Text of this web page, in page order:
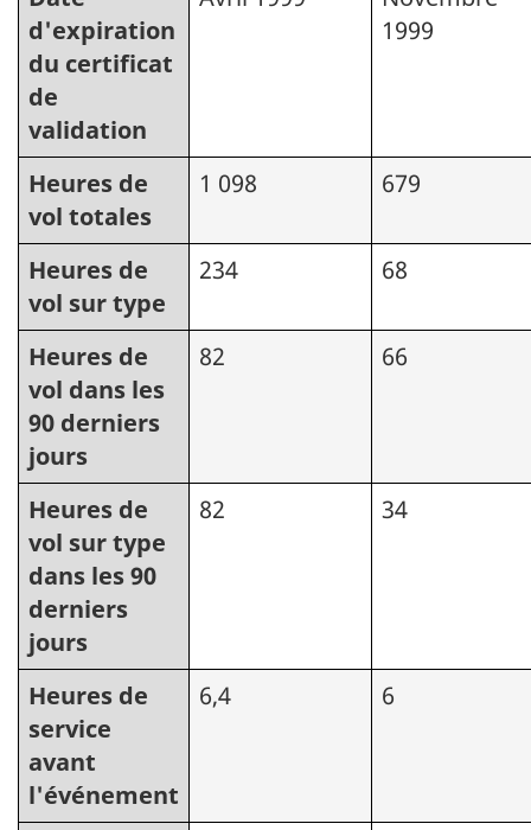
d'expiration
du certificat
de
validation
1999
Heures de
vol totales
1 098 679
Heures de
vol sur type
234 68
Heures de
vol dans les
90 derniers
jours
82 66
Heures de
vol sur type
dans les 90
derniers
jours
82 34
Heures de
service
avant
l'événement
6,4 6